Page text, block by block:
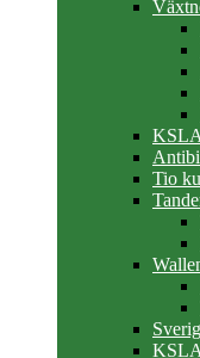
Tio
KSLA